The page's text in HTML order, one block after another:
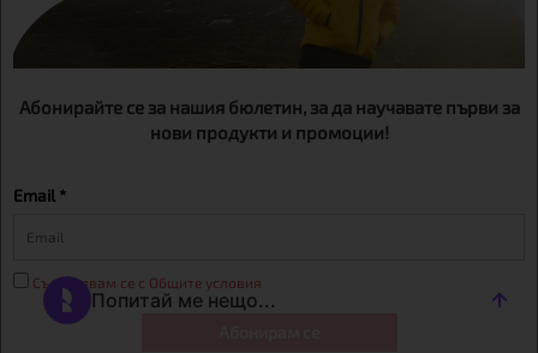
Абонирайте се за нашия бюлетин, за да научавате първи за
нови продукти и промоции!
Email *
Съгласявам се с Общите условия
гр.София,бул. Дондуков 42, тел.:+359 895461012